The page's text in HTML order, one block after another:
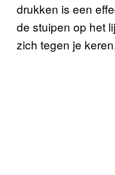
drukken is een
de stuipen op het
zich tegen je